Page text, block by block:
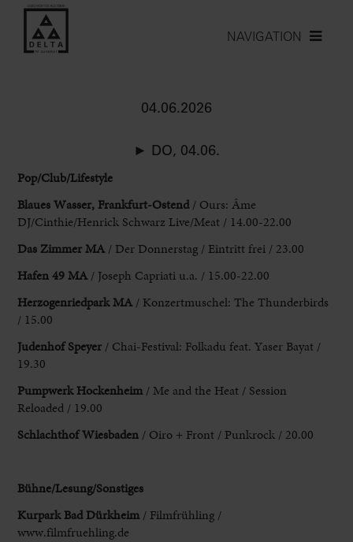
NAVIGATION
04.06.2026
► DO, 04.06.
Pop/Club/Lifestyle
Blaues Wasser, Frankfurt-Ostend / Ours: Âme
DJ/Cinthie/Henrick Schwarz Live/Meat / 14.00-22.00
Das Zimmer MA / Der Donnerstag / Eintritt frei / 23.00
Hafen 49 MA / Joseph Capriati u.a. / 15.00-22.00
Herzogenriedpark MA / Konzertmuschel: The Thunderbirds
/ 15.00
JudenhofSpeyer / Chai-Festival: Folkadu feat. Yaser Bayat /
19.30
Pumpwerk Hockenheim / Me and the Heat / Session
Reloaded / 19.00
Schlachthof Wiesbaden / Oiro + Front / Punkrock / 20.00
Bühne/Lesung/Sonstiges
Kurpark Bad Dürkheim / Filmfrühling /
www.filmfruehling.de